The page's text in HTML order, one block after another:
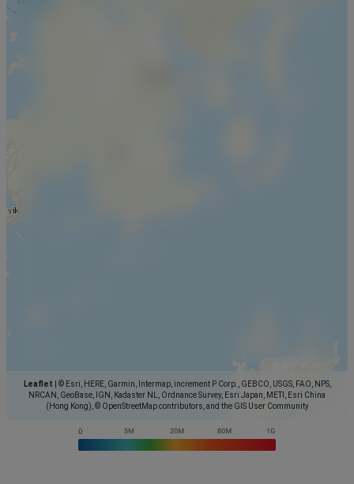
Leaflet
© Esri, HERE, Garmin, Intermap, increment P Corp., GEBCO, USGS, FAO, NPS,
NRCAN, GeoBase, IGN, Kadaster NL, Ordnance Survey, Esri Japan, METI, Esri China
(Hong Kong), © OpenStreetMap contributors, and the GIS User Community